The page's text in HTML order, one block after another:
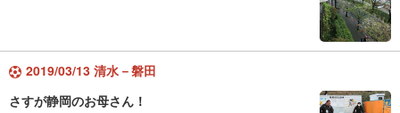
2019/03/13 清水－磐田
さすが静岡のお母さん！